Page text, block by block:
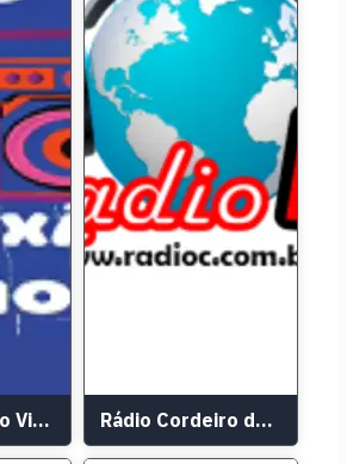
Rádio Conexão Vida Nova FM Rádio Cordeiro de Deus